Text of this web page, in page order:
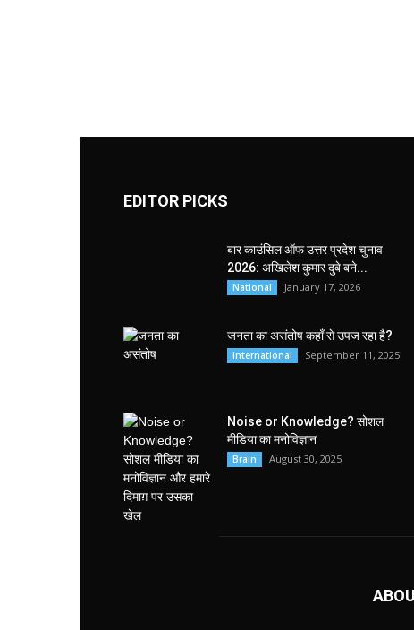
EDITOR PICKS
बार काउंसिल ऑफ उत्तर प्रदेश चुनाव
2026: अखिलेश कुमार दुबे बने...
National January 17, 2026
जनता का असंतोष कहाँ से उपज रहा है?
International September 11, 2025
Noise or Knowledge? सोशल
मीडिया का मनोविज्ञान
Brain August 30, 2025